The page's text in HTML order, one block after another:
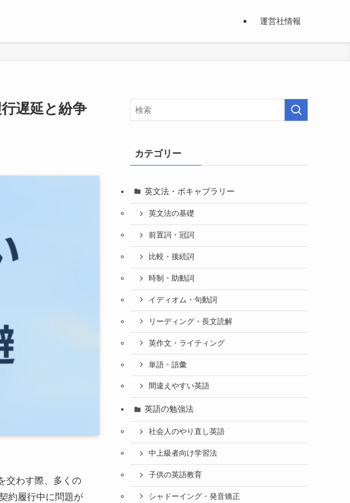
運営社情報
遅延と紛争
交わす際、多くの
約履行中に問題が
カテゴリー
英文法・ボキャブラリー
英文法の基礎
前置詞・冠詞
比較・接続詞
時制・助動詞
イディオム・句動詞
リーディング・長文読解
英作文・ライティング
単語・語彙
間違えやすい英語
英語の勉強法
社会人のやり直し英語
中上級者向け学習法
子供の英語教育
シャドーイング・発音矯正